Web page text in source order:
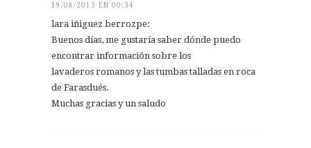
19/08/2013 EN 00:34
lara iñiguez berrozpe:
Buenos días, me gustaría saber dónde puedo
encontrar información sobre los
lavaderos romanos y las tumbas talladas en roca
de Farasdués.
Muchas gracias y un saludo